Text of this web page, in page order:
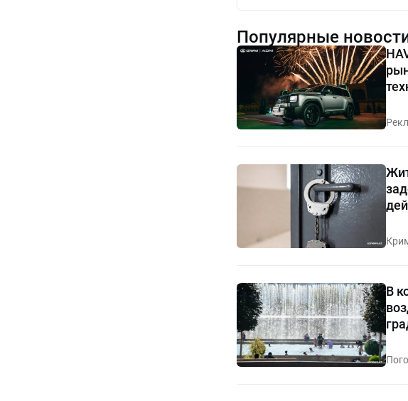
Популярные
В